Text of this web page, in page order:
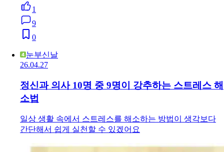
1
9
0
눈부신날
26.04.27
정신과 의사 10명 중 9명이 강추하는 스트레스 해
소법
일상 생활 속에서 스트레스를 해소하는 방법이 생각보다
간단해서 쉽게 실천할 수 있겠어요